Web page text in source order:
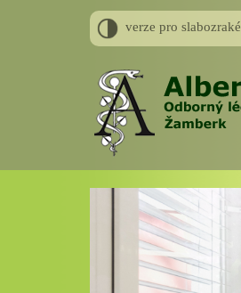
verze pro slabozraké